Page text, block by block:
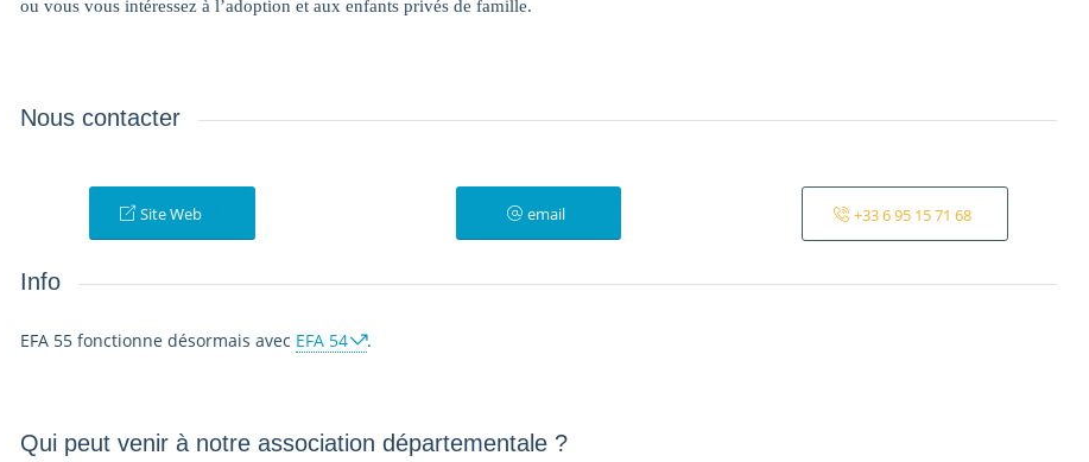
ou vous vous intéressez à l’adoption et aux enfants privés de famille.
Nous contacter
Site Web email +33 6 95 15 71 68
Info
EFA 55 fonctionne désormais avec EFA 54 .
Qui peut venir à notre association départementale ?­